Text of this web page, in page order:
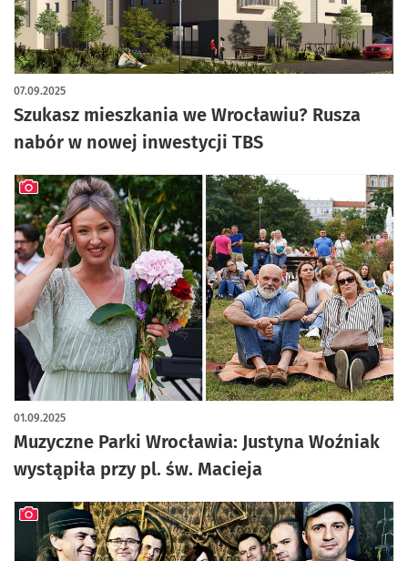
Szukasz mieszkania we Wrocławiu? Rusza
nabór w nowej inwestycji TBS
07.09.2025
artykuł z galerią zdjęć
Muzyczne Parki Wrocławia: Justyna Woźniak
wystąpiła przy pl. św. Macieja
01.09.2025
artykuł z galerią zdjęć